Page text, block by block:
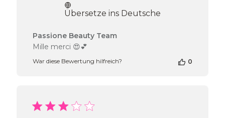
Übersetze ins Deutsche
Kommentare
Inhabers
Passione Beauty Team
Mille merci 😍💕
War diese Bewertung hilfreich? 0